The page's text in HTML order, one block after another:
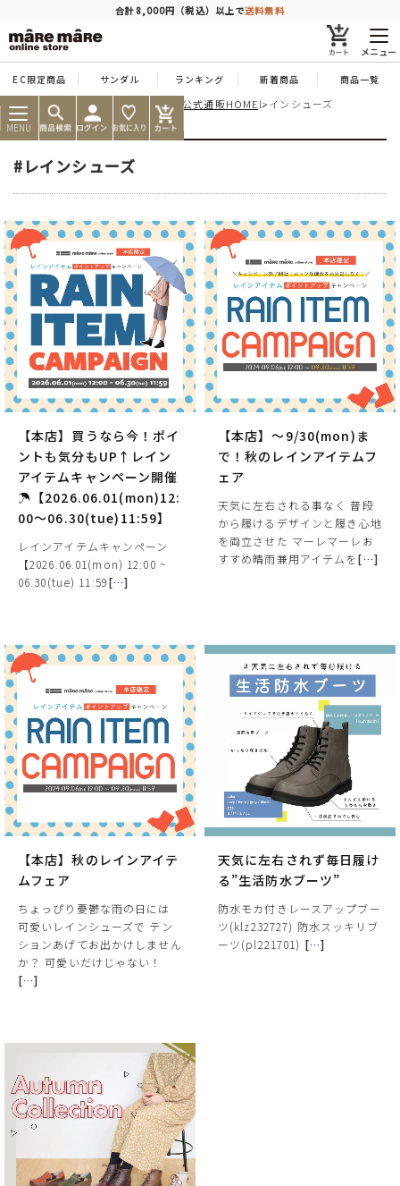
合計8,000円（税込）以上で送料無料
メニュー
EC限定商品 サンダル ランキング 新着商品 商品一覧
MENU
痛くならない靴ならマーレマーレ公式通販HOMEレインシューズ
#レインシューズ
【本店】買うなら今！ポイ
ントも気分もUP↑レイン
アイテムキャンペーン開催
☂【2026.06.01(mon)12:
00～06.30(tue)11:59】
レインアイテムキャンペーン
【2026.06.01(mon) 12:00 ~
06.30(tue) 11:59[…]
【本店】～9/30(mon)ま
で！秋のレインアイテムフ
ェア
天気に左右される事なく 普段
から履けるデザインと履き心地
を両立させた マーレマーレお
すすめ晴雨兼用アイテムを[…]
【本店】秋のレインアイテ
ムフェア
ちょっぴり憂鬱な雨の日には
可愛いレインシューズで テン
ションあげてお出かけしません
か？ 可愛いだけじゃない！
[…]
天気に左右されず毎日履け
る”生活防水ブーツ”
防水モカ付きレースアップブー
ツ(klz232727) 防水スッキリブ
ーツ(pl221701) […]
商品を探す
人気ワード #コンフォート #パンプス #スニーカー #ブーツ
タイプ
カテゴリー
特徴
カラー
ヒールの高さ
絞り込んで検索する